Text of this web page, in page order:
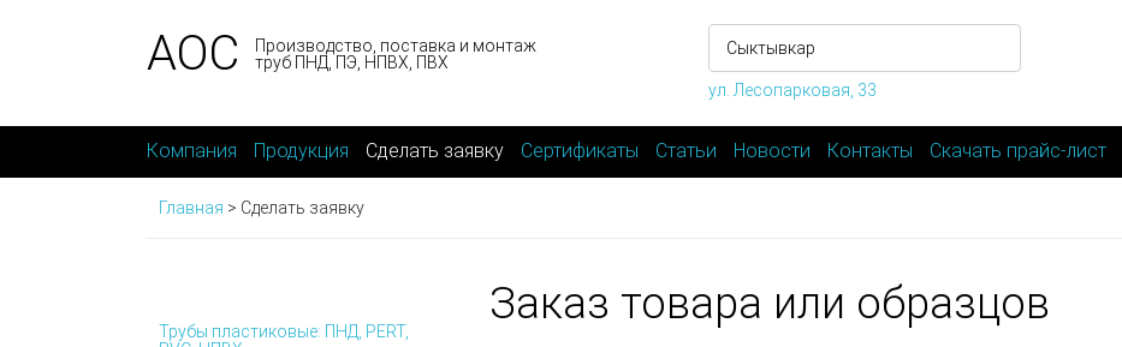
АОС
Производство, поставка и монтаж
труб ПНД, ПЭ, НПВХ, ПВХ
ул. Лесопарковая, 33
Компания Продукция Сделать заявку Сертификаты Статьи Новости Контакты Скачать прайс-лист
Главная > Сделать заявку
Заказ товара или образцов
Трубы пластиковые: ПНД, PERT,